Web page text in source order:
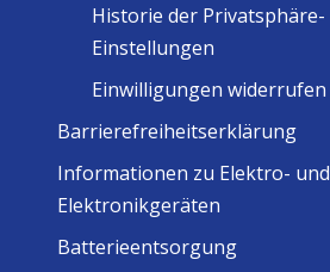
Historie der Privatsphäre-
Einstellungen
Einwilligungen widerrufen
Barrierefreiheitserklärung
Informationen zu Elektro- und
Elektronikgeräten
Batterieentsorgung